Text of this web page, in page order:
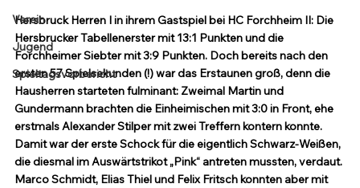
Verein
Jugend
Spieltagsvorbericht
Hersbruck Herren I in ihrem Gastspiel bei HC Forchheim II: Die
Hersbrucker Tabellenerster mit 13:1 Punkten und die
Forchheimer Siebter mit 3:9 Punkten. Doch bereits nach den
ersten 57 Spielsekunden (!) war das Erstaunen groß, denn die
Hausherren starteten fulminant: Zweimal Martin und
Gundermann brachten die Einheimischen mit 3:0 in Front, ehe
erstmals Alexander Stilper mit zwei Treffern kontern konnte.
Damit war der erste Schock für die eigentlich Schwarz-Weißen,
die diesmal im Auswärtstrikot „Pink“ antreten mussten, verdaut.
Marco Schmidt, Elias Thiel und Felix Fritsch konnten aber mit